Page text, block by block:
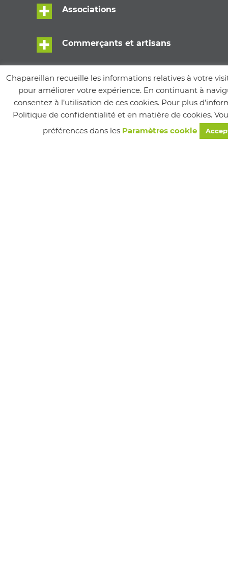
Associations
Commerçants et artisans
Écoles
Services municipaux
Chapareillan recueille les informations relatives à votre
pour améliorer votre expérience. En continuant à
consentez à l’utilisation de ces cookies. Pour plus
Politique de confidentialité et en matière de cookies.
préférences dans les Paramètres cookie